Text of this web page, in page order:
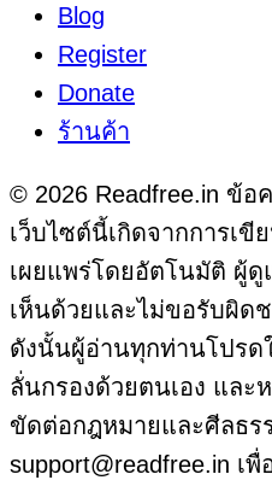
Blog
Register
Donate
ร้านค้า
© 2026 Readfree.in ข้
เว็บไซต์นี้เกิดจากการเ
เผยแพร่โดยอัตโนมัติ ผู้ดู
เห็นด้วยและไม่ขอรับผิด
ดังนั้นผู้อ่านทุกท่านโปร
ลั่นกรองด้วยตนเอง แล
ขัดต่อกฎหมายและศีลธร
support@readfree.in เ